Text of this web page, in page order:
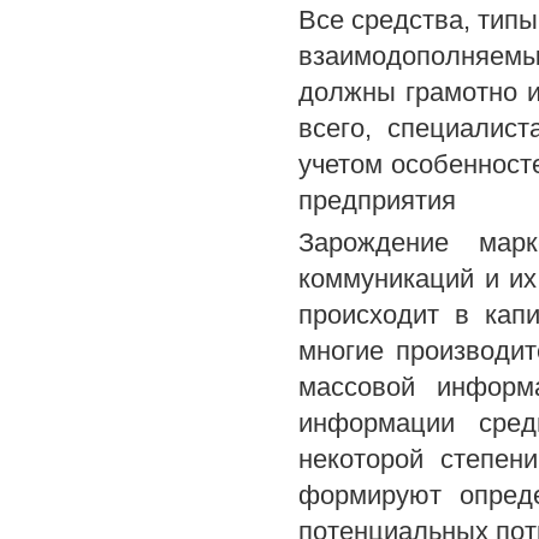
Все средства,
должны грамотно
всего,
учетом
предприятия
Зарождение
коммуникаций и
происходит в
многие
массовой
информации
некоторой
формируют
потенциальных